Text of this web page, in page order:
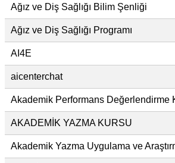
Ağız ve Diş Sağlığı Bilim Şenliği
Ağız ve Diş Sağlığı Programı
AI4E
aicenterchat
Akademik Performans Değerlendirme
AKADEMİK YAZMA KURSU
Akademik Yazma Uygulama ve